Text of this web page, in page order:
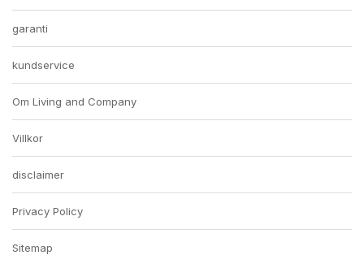
garanti
kundservice
Om Living and Company
Villkor
disclaimer
Privacy Policy
Sitemap